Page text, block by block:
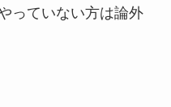
っていない方は論外